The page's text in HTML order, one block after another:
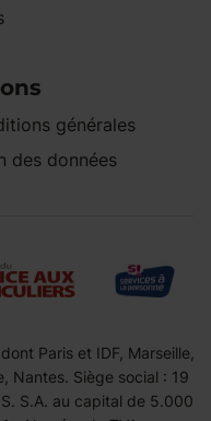
générales
des données
Paris et IDF, Marseille,
Nantes. Siège social : 19
S.A. au capital de 5.000